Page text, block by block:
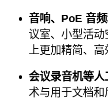
音响、PoE 音
议室、小型活
上更加精简、高
会议录音机等人
术与用于文档